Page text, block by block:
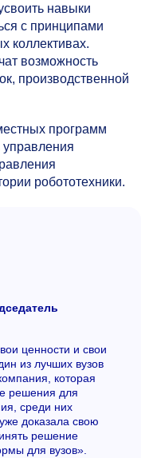
навыки
с принципами
коллективах.
возможность
производственной
программ
управления
робототехники.
ценности и свои
из лучших вузов
которая
решения для
среди них
доказала свою
решение
для вузов».